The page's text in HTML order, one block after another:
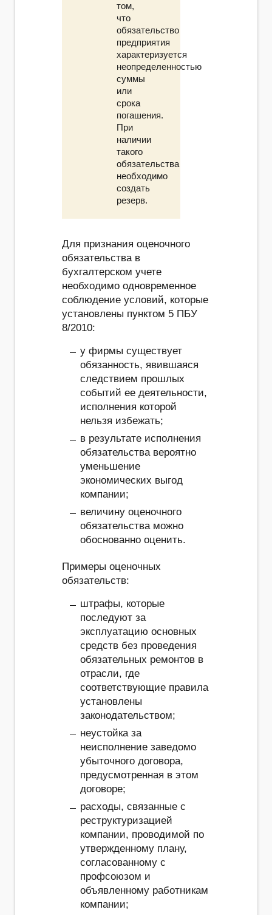
том,
что
обязательство
предприятия
характеризуется
неопределенностью
суммы
или
срока
погашения.
При
наличии
такого
обязательства
необходимо
создать
резерв.
Для признания оценочного
обязательства в
бухгалтерском учете
необходимо одновременное
соблюдение условий, которые
установлены пунктом 5 ПБУ
8/2010:
у фирмы существует
обязанность, явившаяся
следствием прошлых
событий ее деятельности,
исполнения которой
нельзя избежать;
в результате исполнения
обязательства вероятно
уменьшение
экономических выгод
компании;
величину оценочного
обязательства можно
обоснованно оценить.
Примеры оценочных
обязательств:
штрафы, которые
последуют за
эксплуатацию основных
средств без проведения
обязательных ремонтов в
отрасли, где
соответствующие правила
установлены
законодательством;
неустойка за
неисполнение заведомо
убыточного договора,
предусмотренная в этом
договоре;
расходы, связанные с
реструктуризацией
компании, проводимой по
утвержденному плану,
согласованному с
профсоюзом и
объявленному работникам
компании;